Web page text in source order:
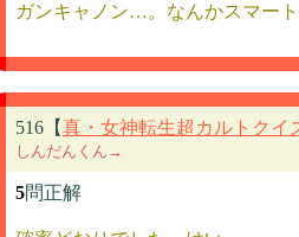
ガンキャノン…。なんかスマー
516【真・女神転生超カルトクイ
しんだんくん→
5問正解